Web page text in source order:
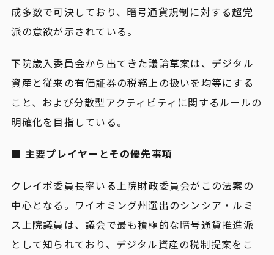
成多数で可決しており、暗号通貨規制に対する超党
派の意欲が示されている。
下院歳入委員会から出てきた議論草案は、デジタル
資産と従来の有価証券の税務上の扱いを均等にする
こと、および分散型アクティビティに関するルールの
明確化を目指している。
■ 主要プレイヤーとその優先事項
クレイポ委員長率いる上院財政委員会がこの法案の
中心となる。ワイオミング州選出のシンシア・ルミ
ス上院議員は、議会で最も積極的な暗号通貨推進派
として知られており、デジタル資産の税制提案をこ